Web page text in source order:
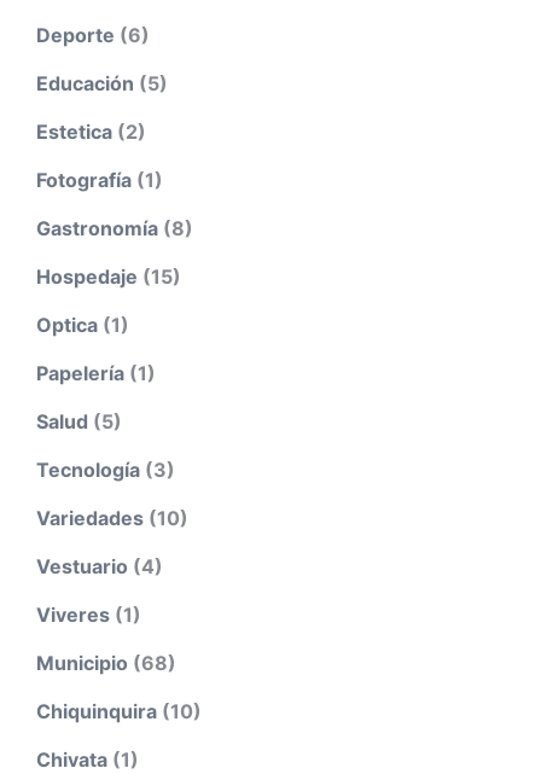
Deporte (6)
Educación (5)
Estetica (2)
Fotografía (1)
Gastronomía (8)
Hospedaje (15)
Optica (1)
Papelería (1)
Salud (5)
Tecnología (3)
Variedades (10)
Vestuario (4)
Viveres (1)
Municipio (68)
Chiquinquira (10)
Chivata (1)